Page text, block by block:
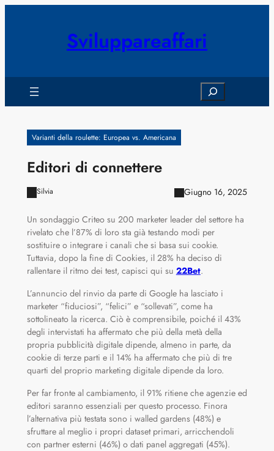
Sviluppareaffari
Search
Varianti della roulette: Europea vs. Americana
Editori di connettere
Silvia Giugno 16, 2025
Un sondaggio Criteo su 200 marketer leader del settore ha
rivelato che l’87% di loro sta già testando modi per
sostituire o integrare i canali che si basa sui cookie.
Tuttavia, dopo la fine di Cookies, il 28% ha deciso di
rallentare il ritmo dei test, capisci qui su 22Bet.
L’annuncio del rinvio da parte di Google ha lasciato i
marketer “fiduciosi”, “felici” e “sollevati”, come ha
sottolineato la ricerca. Ciò è comprensibile, poiché il 43%
degli intervistati ha affermato che più della metà della
propria pubblicità digitale dipende, almeno in parte, da
cookie di terze parti e il 14% ha affermato che più di tre
quarti del proprio marketing digitale dipende da loro.
Per far fronte al cambiamento, il 91% ritiene che agenzie ed
editori saranno essenziali per questo processo. Finora
l’alternativa più testata sono i walled gardens (48%) e
sfruttare al meglio i propri dataset primari, arricchendoli
con partner esterni (46%) o dati panel aggregati (45%).